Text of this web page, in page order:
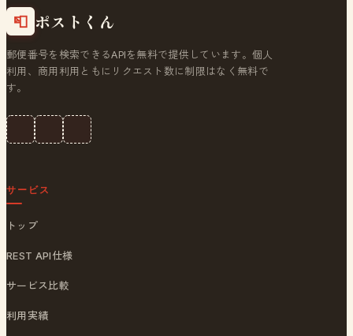
📮 ポストくん
郵便番号を検索できるAPIを無料で提供しています。個人
利用、商用利用ともにリクエスト数に制限はなく無料で
す。
サービス
トップ
REST API仕様
サービス比較
利用実績